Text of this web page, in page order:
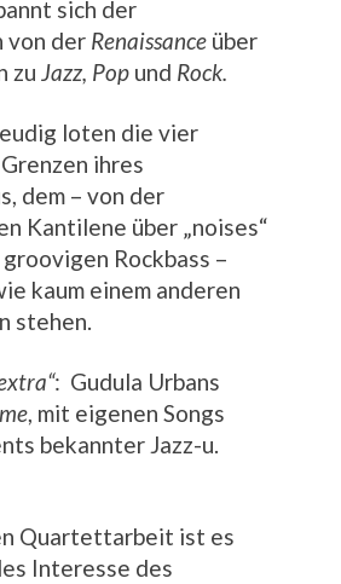
sich der
von der Renaissance über
zu Jazz, Pop und Rock.
loten die vier
ihres
dem – von der
Kantilene über „noises“
Rockbass –
kaum einem anderen
stehen.
: Gudula Urbans
, mit eigenen Songs
bekannter Jazz-u.
Quartettarbeit ist es
Interesse des